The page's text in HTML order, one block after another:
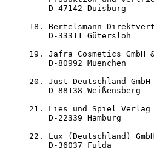
    D-47142 Duisburg
18. Bertelsmann
    D-33311 Gütersloh
19. Jafra Cosmetics GmbH
    D-80992 Muenchen
20. Just Deutschland GmbH
    D-88138 Weißensberg
21. Lies und Spiel Verlag
    D-22339 Hamburg
22. Lux (Deutschland) GmbH
    D-36037 Fulda